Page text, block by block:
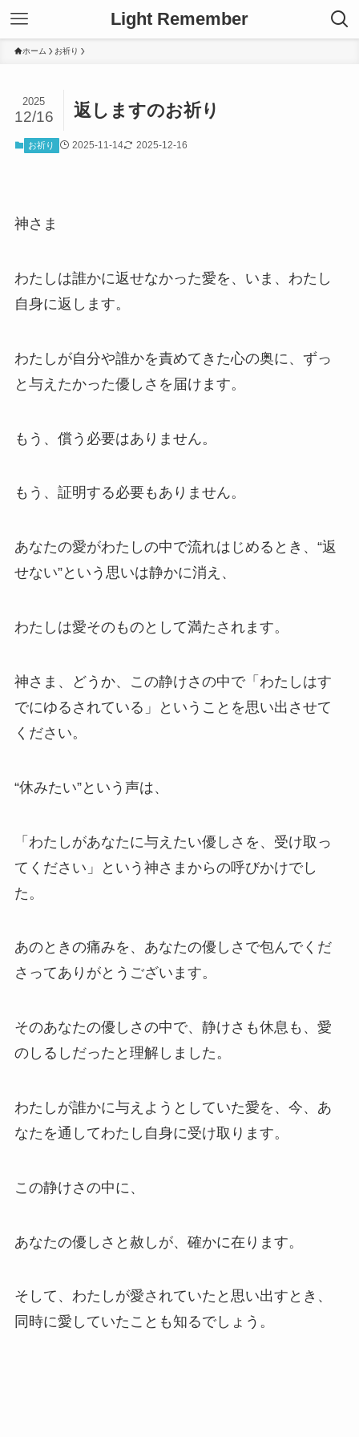
Light Remember
ホーム お祈り
返しますのお祈り
2025
12/16
お祈り 2025-11-14 2025-12-16
神さま
わたしは誰かに返せなかった愛を、いま、わたし
自身に返します。
わたしが自分や誰かを責めてきた心の奥に、ずっ
と与えたかった優しさを届けます。
もう、償う必要はありません。
もう、証明する必要もありません。
あなたの愛がわたしの中で流れはじめるとき、“返
せない”という思いは静かに消え、
わたしは愛そのものとして満たされます。
神さま、どうか、この静けさの中で「わたしはす
でにゆるされている」ということを思い出させて
ください。
“休みたい”という声は、
「わたしがあなたに与えたい優しさを、受け取っ
てください」という神さまからの呼びかけでし
た。
あのときの痛みを、あなたの優しさで包んでくだ
さってありがとうございます。
そのあなたの優しさの中で、静けさも休息も、愛
のしるしだったと理解しました。
わたしが誰かに与えようとしていた愛を、今、あ
なたを通してわたし自身に受け取ります。
この静けさの中に、
あなたの優しさと赦しが、確かに在ります。
そして、わたしが愛されていたと思い出すとき、
同時に愛していたことも知るでしょう。